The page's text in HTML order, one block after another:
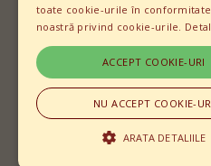
© 2018 Profilco SRL.
rezervate.
Termeni si conditii
toate cookie-urile în
noastră privind cookie-urile.
ACCEPT COOKIE-URI
NU ACCEPT COOKIE-
ARATA DETALIILE